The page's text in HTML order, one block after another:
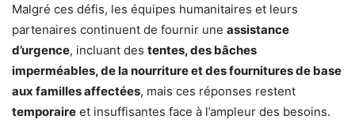
Malgré ces défis, les équipes humanitaires et leurs
partenaires continuent de fournir une assistance
d’urgence, incluant des tentes, des bâches
imperméables, de la nourriture et des fournitures de base
aux familles affectées, mais ces réponses restent
temporaire et insuffisantes face à l’ampleur des besoins.